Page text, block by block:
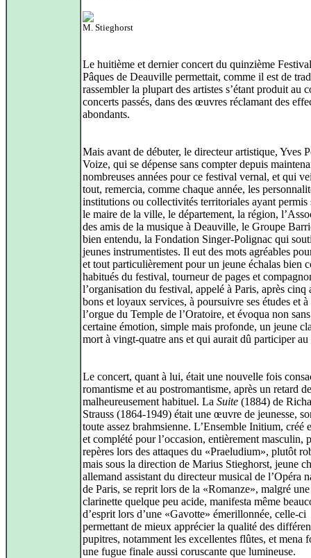
M. Stieghorst
Le huitième et dernier concert du quinzième
Pâques de Deauville permettait, comme il est de
rassembler la plupart des artistes s’étant produit au
concerts passés, dans des œuvres réclamant des
abondants.
Mais avant de débuter, le directeur artistique, Yves
Voize, qui se dépense sans compter depuis
nombreuses années pour ce festival vernal, et qui
tout, remercia, comme chaque année, les
institutions ou collectivités territoriales ayant permis
le maire de la ville, le département, la région,
des amis de la musique à Deauville, le Groupe
bien entendu, la Fondation Singer-Polignac qui
jeunes instrumentistes. Il eut des mots agréables
et tout particulièrement pour un jeune échalas bien
habitués du festival, tourneur de pages et
l’organisation du festival, appelé à Paris, après cinq
bons et loyaux services, à poursuivre ses études et
l’orgue du Temple de l’Oratoire, et évoqua non
certaine émotion, simple mais profonde, un jeune
mort à vingt-quatre ans et qui aurait dû participer
Le concert, quant à lui, était une nouvelle fois
romantisme et au postromantisme, après un retard
malheureusement habituel. La Suite (1884) de
Strauss (1864-1949) était une œuvre de jeunesse,
toute assez brahmsienne. L’Ensemble Initium, créé
et complété pour l’occasion, entièrement masculin,
repères lors des attaques du «Praeludium», plutôt
mais sous la direction de Marius Stieghorst, jeune
allemand assistant du directeur musical de l’Opéra
de Paris, se reprit lors de la «Romanze», malgré une
clarinette quelque peu acide, manifesta même
d’esprit lors d’une «Gavotte» émerillonnée, celle-ci
permettant de mieux apprécier la qualité des
pupitres, notamment les excellentes flûtes, et mena
une fugue finale aussi coruscante que lumineuse.